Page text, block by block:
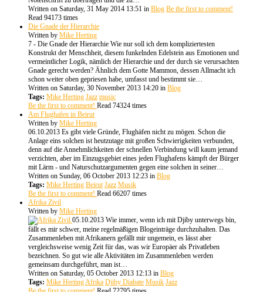
Written on Saturday, 31 May 2014 13:51 in Blog Be the first to comment!
Read 94173 times
Die Gnade der Hierarchie
Written by Mike Herting
7 - Die Gnade der Hierarchie Wie nur soll ich dem kompliziertesten
Konstrukt der Menschheit, diesem funkelnden Edelstein aus Emotionen und
vermeintlicher Logik, nämlich der Hierarchie und der durch sie verursachten
Gnade gerecht werden? Ähnlich dem Gotte Mammon, dessen Allmacht ich
schon weiter oben gepriesen habe, umfasst und bestimmt sie…
Written on Saturday, 30 November 2013 14:20 in Blog
Tags: Mike Herting Jazz music
Be the first to comment! Read 74324 times
Am Flughafen in Beirut
Written by Mike Herting
06.10.2013 Es gibt viele Gründe, Flughäfen nicht zu mögen. Schon die
Anlage eins solchen ist heutzutage mit großen Schwierigkeiten verbunden,
denn auf die Annehmlichkeiten der schnellen Verbindung will kaum jemand
verzichten, aber im Einzugsgebiet eines jeden Flughafens kämpft der Bürger
mit Lärm - und Naturschutzargumenten gegen eine solchen in seiner…
Written on Sunday, 06 October 2013 12:23 in Blog
Tags: Mike Herting Beirut Jazz Musik
Be the first to comment! Read 66207 times
Afrika Zivil
Written by Mike Herting
05.10.2013 Wie immer, wenn ich mit Djiby unterwegs bin,
fällt es mir schwer, meine regelmäßigen Blogeinträge durchzuhalten. Das
Zusammenleben mit Afrikanern gefällt mir ungemein, es lässt aber
vergleichsweise wenig Zeit für das, was wir Europäer als Privatleben
bezeichnen. So gut wie alle Aktivitäten im Zusammenleben werden
gemeinsam durchgeführt, man ist…
Written on Saturday, 05 October 2013 12:13 in Blog
Tags: Mike HertingAfrika Djiby Diabate Musik Jazz